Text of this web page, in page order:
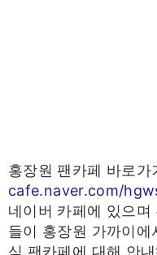
홍장원 팬카페 바로
cafe.naver.com/
네이버 카페에 있으
들이 홍장원 가까이
식 팬카페에 대해 안